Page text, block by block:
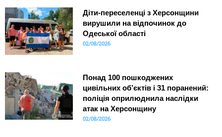
Діти-переселенці з Херсонщини
вирушили на відпочинок до
Одеської області
02/08/2026
Понад 100 пошкоджених
цивільних об’єктів і 31 поранений:
поліція оприлюднила наслідки
атак на Херсонщину
02/08/2026